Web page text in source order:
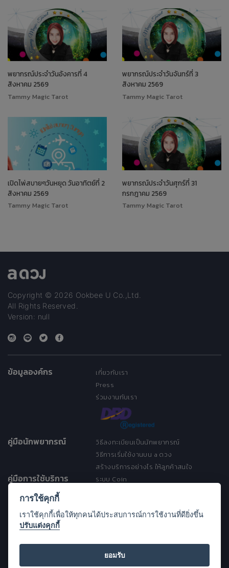
พยากรณ์ประจำวันอังคารที่ 4
สิงหาคม 2569
Tammy Magic Tarot
พยากรณ์ประจำวันจันทร์ที่ 3
สิงหาคม 2569
Tammy Magic Tarot
เปิดไพ่สบายๆวันหยุด วันอาทิตย์ที่ 2
สิงหาคม 2569
Tammy Magic Tarot
พยากรณ์ประจำวันศุกร์ที่ 31
กรกฎาคม 2569
Tammy Magic Tarot
Copyright © 2026 Ookbee U Co.,Ltd.
All Rights Reserved.
Version: null
ข้อมูลองค์กร
เกี่ยวกับเรา
Press
ร่วมงานกับเรา
คู่มือนักพยากรณ์
วิธีลงทะเบียนเป็นนักพยากรณ์
วิธีการเริ่มใช้งานบน a ดวง
สร้างบริการอย่างไร ให้ลูกค้าสนใจ
คู่มือการใช้บริการ
ระบบ Coin
ประกาศการคุ้มครองข้อมูลส่วนบุคคล
Open Source License
FAQ
การใช้คุกกี้
เราใช้คุกกี้เพื่อให้ทุกคนได้ประสบการณ์การใช้งานที่ดียิ่งขึ้น
ปรับแต่งคุกกี้
ยอมรับ